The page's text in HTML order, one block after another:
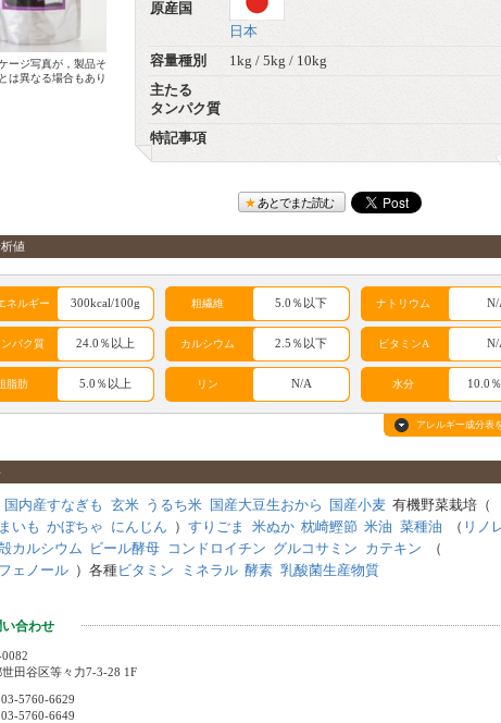
ージ写真が，製品そ
は異なる場合もあり
原産国
日本
容量種別
1kg / 5kg / 10kg
主たる
タンパク質
特記事項
あとでまた読む
値
ネルギー 300kcal/100g 粗繊維 5.0％以下 ナトリウム N/
パク質 24.0％以上 カルシウム 2.5％以下 ビタミンA N/
脂肪 5.0％以上 リン N/A 水分 10.0
アレルギー成分表
酵母 肉類 卵 牛乳 米 玄米 小麦 大麦
コーン 大豆
植物性
タンパ
ポテト トマト
にんじ
国内産すなぎも 玄米 うるち米 国産大豆生おから 国産小麦 有機野菜栽培（
いも かぼちゃ にんじん ）すりごま 米ぬか 枕崎鰹節 米油 菜種油 （ リノ
カルシウム ビール酵母 コンドロイチン グルコサミン カテキン
（
ェノール ）各種 ビタミン ミネラル 酵素 乳酸菌生産物質
い合わせ
田谷区等々力7-3-28 1F
5760-6629
5760-6649